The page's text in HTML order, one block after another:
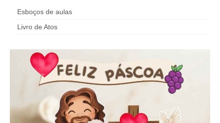
Esboços de aulas
Livro de Atos